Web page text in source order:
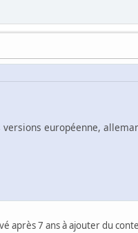
versions européenne,
après 7 ans à ajouter du